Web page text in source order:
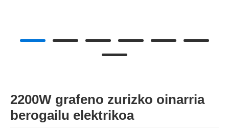
2200W grafeno zurizko oinarria
berogailu elektrikoa